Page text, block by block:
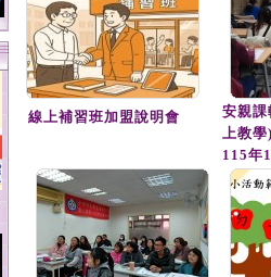
線上補習班加盟說明會
安親
上教
115年